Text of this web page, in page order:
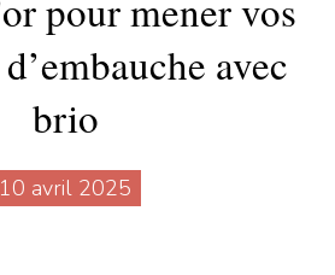
pour mener vos
avec
brio
10 avril 2025